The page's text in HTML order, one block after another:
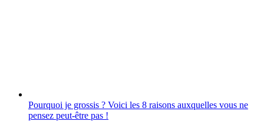
Pourquoi je grossis ? Voici les 8 raisons auxquelles vous ne
pensez peut-être pas !